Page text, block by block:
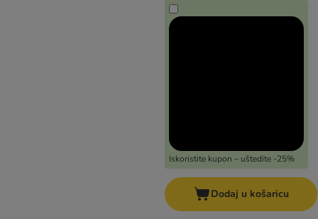
Iskoristite kupon – uštedite -25%
Dodaj u košaricu